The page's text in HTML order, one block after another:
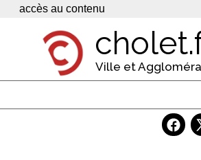
Panneau de gestion des cookies
accès au contenu
Ville et